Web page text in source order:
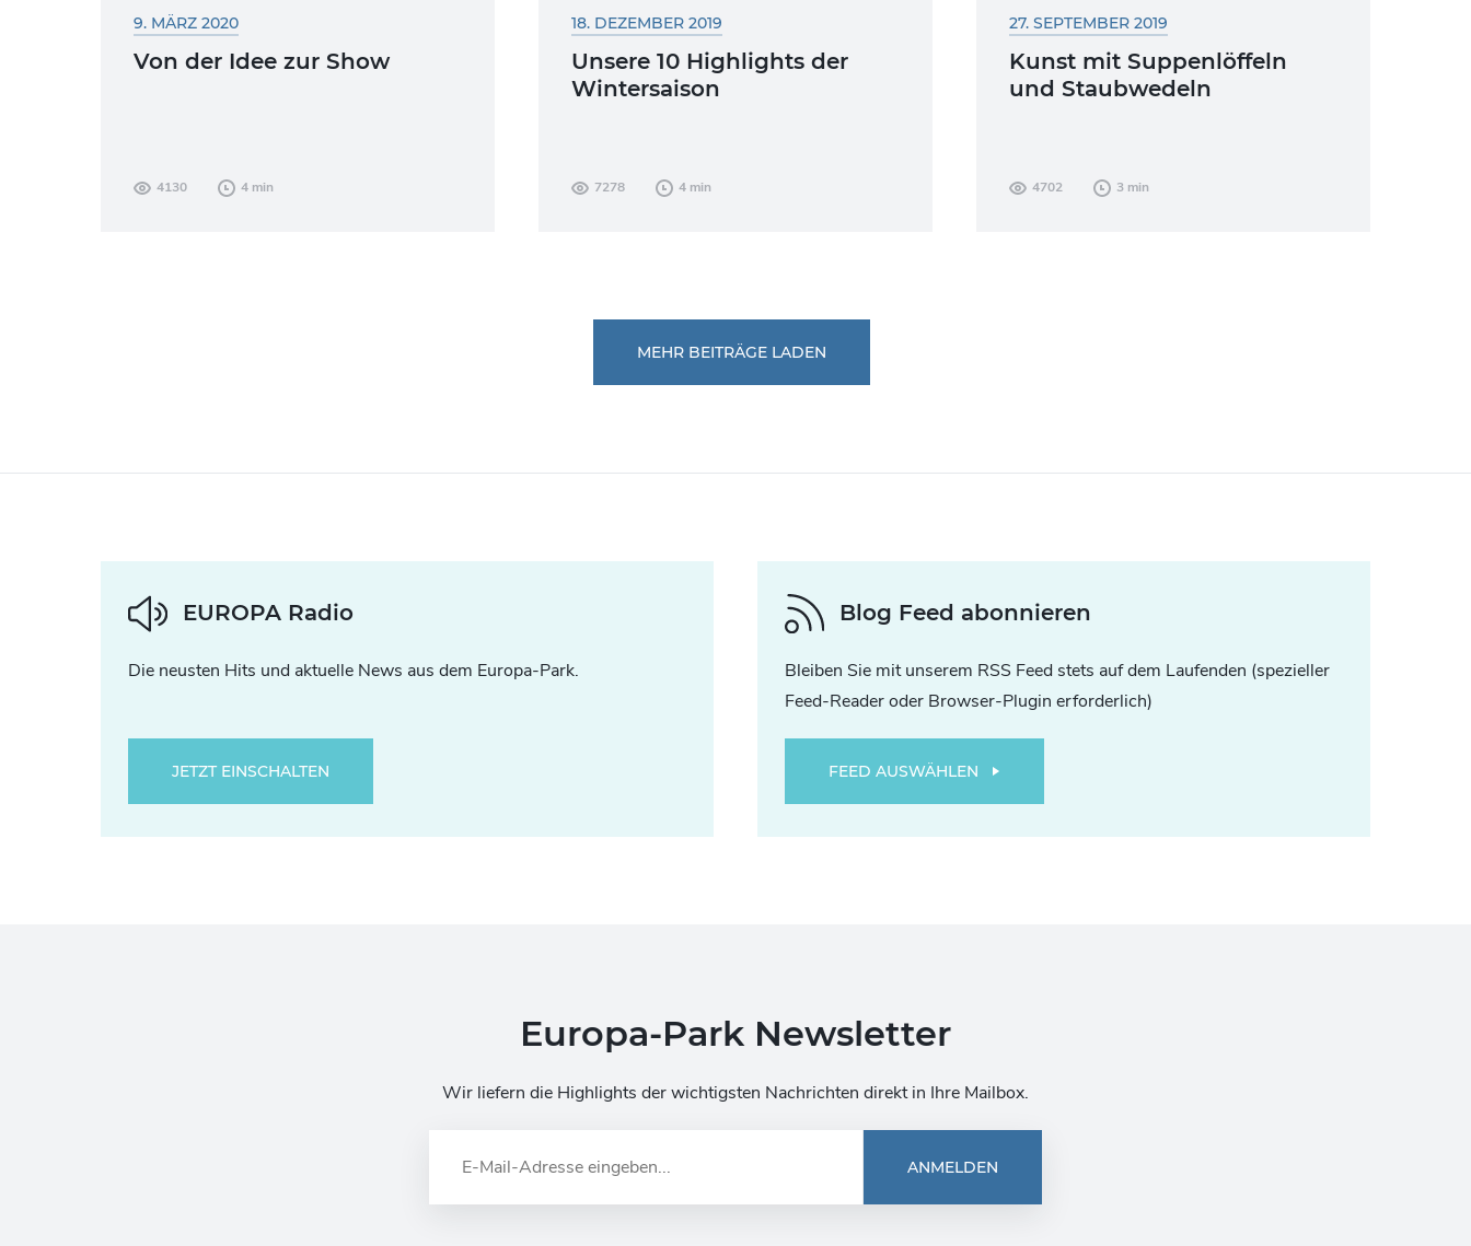
9. MÄRZ 2020
Von der Idee zur Show
sind die saisonal variierenden Shows. Fast
4130 4 min
18. DEZEMBER 2019
Unsere 10 Highlights der
Wintersaison
wärmen und Glühwein-Schwaden ziehen
7278 4 min
27. SEPTEMBER 2019
Kunst mit Suppenlöffeln
und Staubwedeln
vergänglich – die faszinierenden
4702 3 min
MEHR BEITRÄGE LADEN
EUROPA Radio
Die neusten Hits und aktuelle News aus dem Europa-Park.
JETZT EINSCHALTEN
Blog Feed abonnieren
Bleiben Sie mit unserem RSS Feed stets auf dem Laufenden (spezieller
Feed-Reader oder Browser-Plugin erforderlich)
FEED AUSWÄHLEN
Europa-Park Newsletter
Wir liefern die Highlights der wichtigsten Nachrichten direkt in Ihre Mailbox.
ANMELDEN